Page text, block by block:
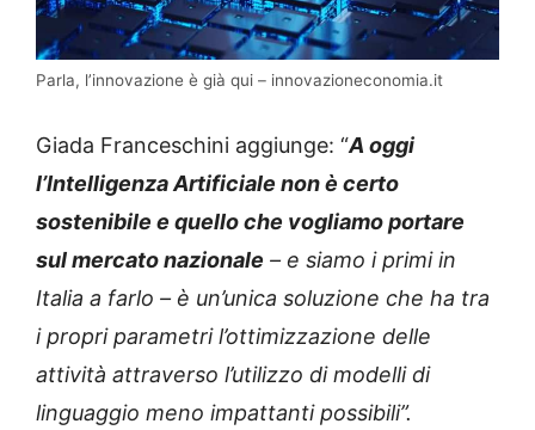
Parla, l’innovazione è già qui – innovazioneconomia.it
Giada Franceschini aggiunge: “A oggi
l’Intelligenza Artificiale non è certo
sostenibile e quello che vogliamo portare
sul mercato nazionale – e siamo i primi in
Italia a farlo – è un’unica soluzione che ha tra
i propri parametri l’ottimizzazione delle
attività attraverso l’utilizzo di modelli di
linguaggio meno impattanti possibili”.